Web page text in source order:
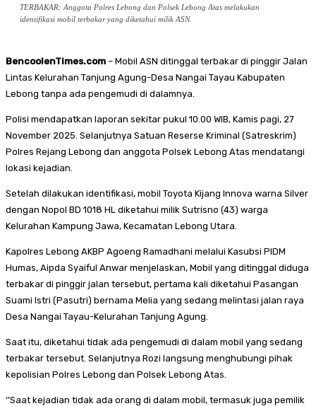
TERBAKAR: Anggota Polres Lebong dan Polsek Lebong Atas melakukan
identifikasi mobil terbakar yang diketahui milik ASN.
BencoolenTimes.com – Mobil ASN ditinggal terbakar di pinggir Jalan
Lintas Kelurahan Tanjung Agung-Desa Nangai Tayau Kabupaten
Lebong tanpa ada pengemudi di dalamnya.
Polisi mendapatkan laporan sekitar pukul 10.00 WIB, Kamis pagi, 27
November 2025. Selanjutnya Satuan Reserse Kriminal (Satreskrim)
Polres Rejang Lebong dan anggota Polsek Lebong Atas mendatangi
lokasi kejadian.
Setelah dilakukan identifikasi, mobil Toyota Kijang Innova warna Silver
dengan Nopol BD 1018 HL diketahui milik Sutrisno (43) warga
Kelurahan Kampung Jawa, Kecamatan Lebong Utara.
Kapolres Lebong AKBP Agoeng Ramadhani melalui Kasubsi PIDM
Humas, Aipda Syaiful Anwar menjelaskan, Mobil yang ditinggal diduga
terbakar di pinggir jalan tersebut, pertama kali diketahui Pasangan
Suami Istri (Pasutri) bernama Melia yang sedang melintasi jalan raya
Desa Nangai Tayau-Kelurahan Tanjung Agung.
Saat itu, diketahui tidak ada pengemudi di dalam mobil yang sedang
terbakar tersebut. Selanjutnya Rozi langsung menghubungi pihak
kepolisian Polres Lebong dan Polsek Lebong Atas.
‘’Saat kejadian tidak ada orang di dalam mobil, termasuk juga pemilik